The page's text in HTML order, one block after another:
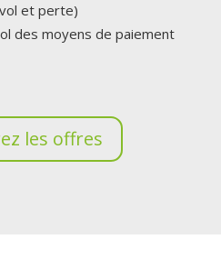
et perte)
des moyens de paiement
les offres